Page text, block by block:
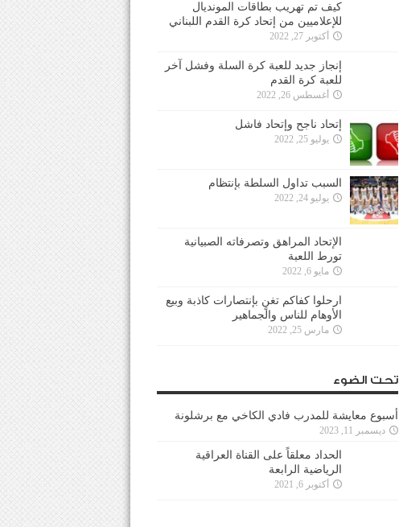
كيف تم تهريب بطاقات المونديال
للإعلاميين من إتحاد كرة القدم اللبناني
أكتوبر 27, 2022
إنجاز جديد للعبة كرة السلة وفشل آخر
للعبة كرة القدم
أغسطس 26, 2022
إتحاد ناجح وإتحاد فاشل
يوليو 25, 2022
السبب تداول السلطة بإنتظام
يوليو 24, 2022
الإتحاد المراهق وتصرفاته الصبيانية
تورط اللعبة
مايو 6, 2022
ارحلوا كفاكم تغنٍ بإنتصارات كاذبة وبيع
الأوهام للناس والجماهير
مارس 25, 2022
تحت الضوء
أسبوع معايشة للمدرب فادي الكاخي مع برشلونة
ديسمبر 11, 2023
الحداد معلقاً على القناة العراقية
الرياضية الرابعة
أكتوبر 6, 2021